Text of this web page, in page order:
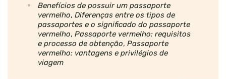
Benefícios de possuir um passaporte
vermelho, Diferenças entre os tipos de
passaportes e o significado do passaporte
vermelho, Passaporte vermelho: requisitos
e processo de obtenção, Passaporte
vermelho: vantagens e privilégios de
viagem